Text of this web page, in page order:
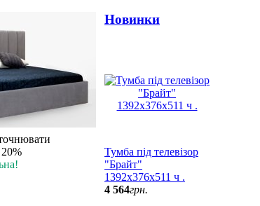
Новинки
Тумба під телевізор
"Брайт"
1392х376х511 ч .
4 564грн.